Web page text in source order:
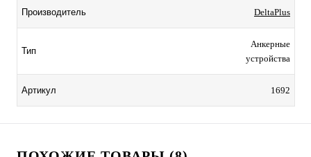
Производитель DeltaPlus
Тип
Анкерные
устройства
Артикул 1692